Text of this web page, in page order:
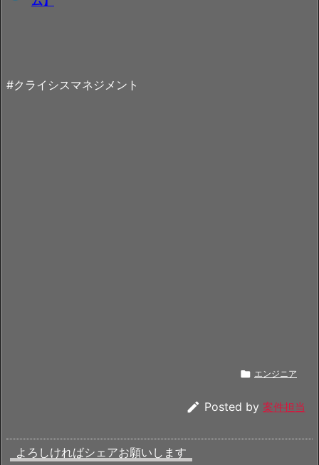
#クライシスマネジメント
 エンジニア
 Posted by 案件担当
よろしければシェアお願いします